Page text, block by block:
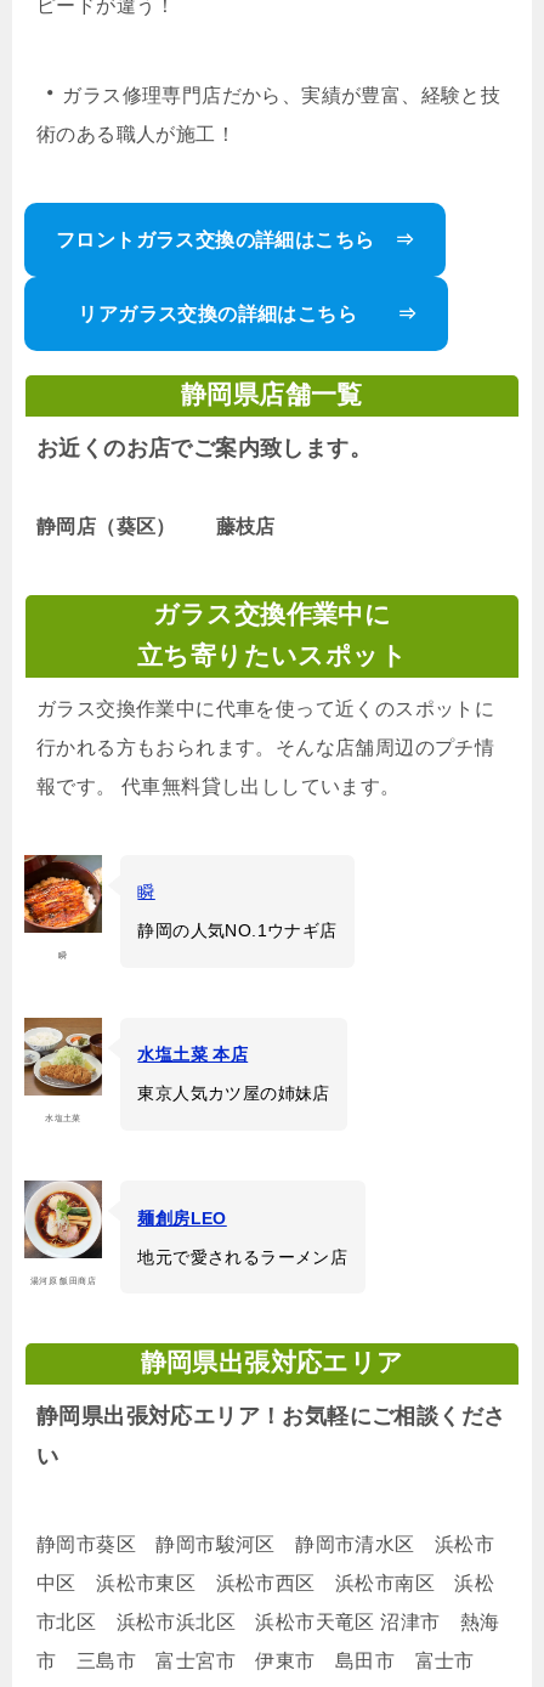
ピードが違う！
・ ガラス修理専門店だから、実績が豊富、経験と技
術のある職人が施工！
フロントガラス交換の詳細はこちら ⇒
リアガラス交換の詳細はこちら ⇒
静岡県店舗一覧
お近くのお店でご案内致します。
静岡店（葵区） 藤枝店
ガラス交換作業中に
立ち寄りたいスポット
ガラス交換作業中に代車を使って近くのスポットに
行かれる方もおられます。そんな店舗周辺のプチ情
報です。 代車無料貸し出ししています。
瞬
瞬
静岡の人気NO.1ウナギ店
水塩土菜
水塩土菜 本店
東京人気カツ屋の姉妹店
湯河原 飯田商店
麺創房LEO
地元で愛されるラーメン店
静岡県出張対応エリア
静岡県出張対応エリア！お気軽にご相談くださ
い
静岡市葵区 静岡市駿河区 静岡市清水区 浜松市
中区 浜松市東区 浜松市西区 浜松市南区 浜松
市北区 浜松市浜北区 浜松市天竜区 沼津市 熱海
市 三島市 富士宮市 伊東市 島田市 富士市